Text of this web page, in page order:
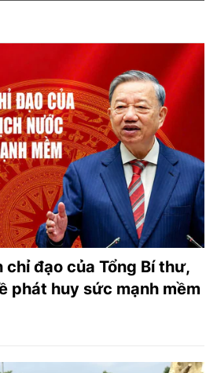
đạo của Tổng Bí thư,
phát huy sức mạnh mềm